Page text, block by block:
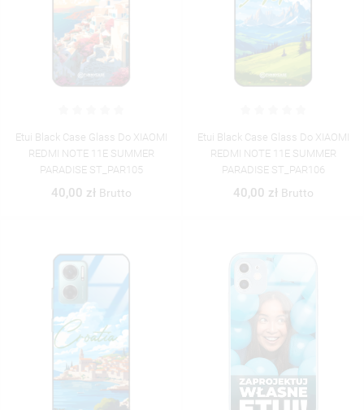
Etui Black Case Glass Do XIAOMI
REDMI NOTE 11E SUMMER
PARADISE ST_PAR105
40,00 zł Brutto
Etui Black Case Glass Do XIAOMI
REDMI NOTE 11E SUMMER
PARADISE ST_PAR106
40,00 zł Brutto
MOJE LISTY ŻYCZEŃ
UTWÓRZ NOWĄ LISTĘ
((MODALTITLE))
((CONFIRMMESSAGE))
((CANCELTEXT)) ((MODALDELETETEXT))
((TITLE))
((LABEL))
((CREATETEXT))
ZALOGUJ SIĘ
MUSISZ BYĆ ZALOGOWANY BY ZAPISAĆ PRODUKTY NA
SWOJEJ LIŚCIE ŻYCZEŃ.
((LOGINTEXT))